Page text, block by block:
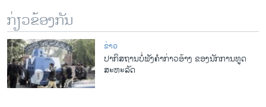
ສຽງ
ລາຍການກະຈາຍສຽງ
ລາຍງານ
ຕິດຕາມພວກເຮົາ ທີ່
ກ່ຽວຂ້ອງກັນ
ຂ່າວ
ປາກິສຖານບໍ່ຟັງຄໍາກ່າວອ້າງ ຂອງນັກການທູດ
ສະຫະລັດ